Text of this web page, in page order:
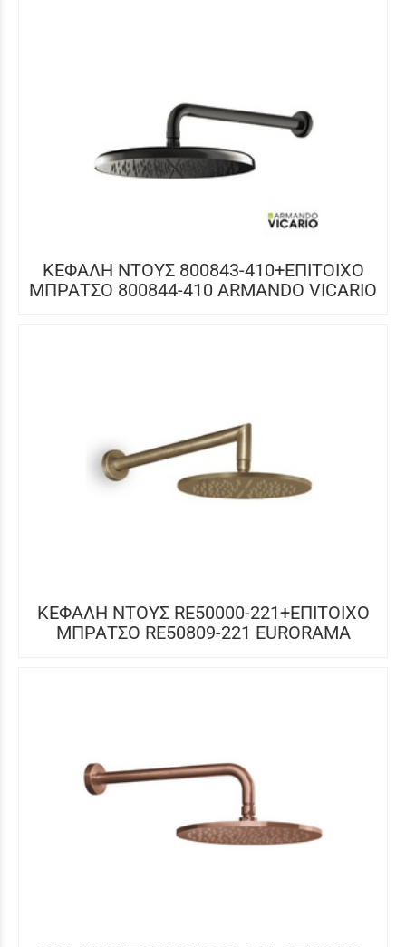
ΚΕΦΑΛΗ ΝΤΟΥΣ 800843-410+ΕΠΙΤΟΙΧΟ
ΜΠΡΑΤΣΟ 800844-410 ARMANDO VICARIO
ΚΕΦΑΛΗ ΝΤΟΥΣ RE50000-221+ΕΠΙΤΟΙΧΟ
ΜΠΡΑΤΣΟ RE50809-221 EURORAMA